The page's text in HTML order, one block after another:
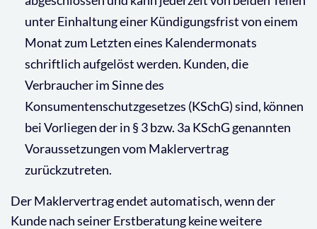
unter Einhaltung einer Kündigungsfrist von einem
Monat zum Letzten eines Kalendermonats
schriftlich aufgelöst werden. Kunden, die
Verbraucher im Sinne des
Konsumentenschutzgesetzes (KSchG) sind, können
bei Vorliegen der in § 3 bzw. 3a KSchG genannten
Voraussetzungen vom Maklervertrag
zurückzutreten.
Der Maklervertrag endet automatisch, wenn der
Kunde nach seiner Erstberatung keine weitere